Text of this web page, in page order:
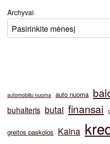
Archyvai
automobiliu nuoma auto nuoma
buhalteris butai finansai
greitos paskolos Kaina